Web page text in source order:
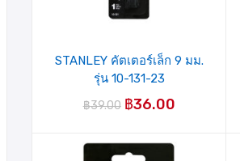
STANLEY คัตเตอร์เล็ก 9 มม.
รุ่น 10-131-23
฿39.00 ฿36.00